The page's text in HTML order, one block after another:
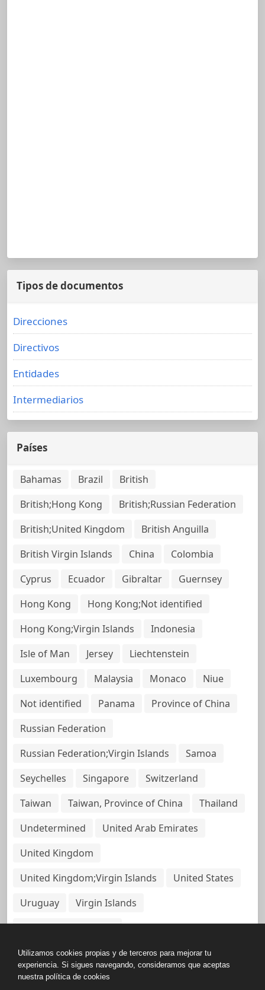
Tipos de documentos
Direcciones
Directivos
Entidades
Intermediarios
Países
Bahamas Brazil
British
British;Hong Kong
British;Russian Federation
British;United Kingdom
British Anguilla
British Virgin Islands
China
Colombia
Cyprus
Ecuador Gibraltar
Guernsey
Hong Kong
Hong Kong;Not identified
Hong Kong;Virgin Islands
Indonesia
Isle of Man
Jersey
Liechtenstein
Luxembourg
Malaysia Monaco
Niue
Not identified
Panama
Province of China
Russian Federation
Russian Federation;Virgin Islands
Samoa
Seychelles
Singapore
Switzerland
Taiwan
Taiwan, Province of China
Thailand
Undetermined
United Arab Emirates
United Kingdom
United Kingdom;Virgin Islands
United States
Uruguay
Virgin Islands
Virgin Islands, British
Utilizamos cookies propias y de terceros para mejorar tu
experiencia. Si sigues navegando, consideramos que aceptas
nuestra política de cookies